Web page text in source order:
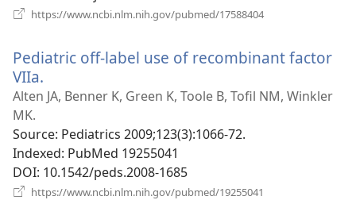
https://www.ncbi.nlm.nih.gov/pubmed/17588404
вікні)
Pediatric off-label use of recombinant factor
VIIa.
у
вікні)
Alten JA, Benner K, Green K, Toole B, Tofil NM, Winkler
MK.
Source‎: Pediatrics 2009;123(3):1066-72.
Indexed‎: PubMed 19255041
DOI‎: 10.1542/peds.2008-1685
https://www.ncbi.nlm.nih.gov/pubmed/19255041